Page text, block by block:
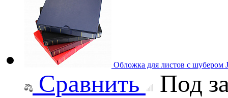
Обложка для листов с
Сравнить Под